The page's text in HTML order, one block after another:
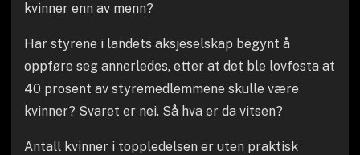
kvinner enn av menn?
Har styrene i landets aksjeselskap begynt å
oppføre seg annerledes, etter at det ble lovfesta at
40 prosent av styremedlemmene skulle være
kvinner? Svaret er nei. Så hva er da vitsen?
Antall kvinner i toppledelsen er uten praktisk